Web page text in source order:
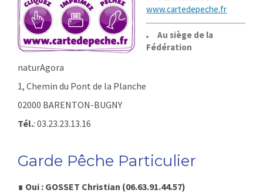
www.cartedepeche.fr
Au siège de la
Fédération
naturAgora
1, Chemin du Pont de la Planche
02000 BARENTON-BUGNY
Tél.: 03.23.23.13.16
Garde Pêche Particulier
∎ Oui : GOSSET Christian (06.63.91.44.57)